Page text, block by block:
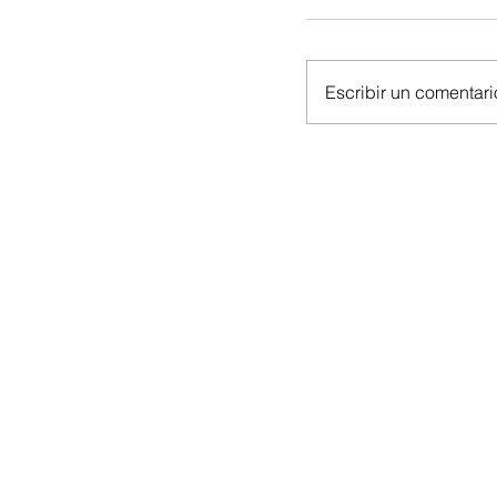
Escribir un